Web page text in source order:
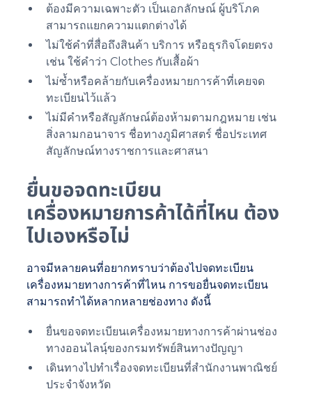
ต้องมีความเฉพาะตัว เป็นเอกลักษณ์ ผู้บริโภค
สามารถแยกความแตกต่างได้
ไม่ใช้คำที่สื่อถึงสินค้า บริการ หรือธุรกิจโดยตรง
เช่น ใช้คำว่า Clothes กับเสื้อผ้า
ไม่ซ้ำหรือคล้ายกับเครื่องหมายการค้าที่เคยจด
ทะเบียนไว้แล้ว
ไม่มีคำหรือสัญลักษณ์ต้องห้ามตามกฎหมาย เช่น
สิ่งลามกอนาจาร ชื่อทางภูมิศาสตร์ ชื่อประเทศ
สัญลักษณ์ทางราชการและศาสนา
ยื่นขอจดทะเบียน
เครื่องหมายการค้าได้ที่ไหน ต้อง
ไปเองหรือไม่
อาจมีหลายคนที่อยากทราบว่าต้องไปจดทะเบียน
เครื่องหมายทางการค้าที่ไหน การขอยื่นจดทะเบียน
สามารถทำได้หลากหลายช่องทาง ดังนี้
ยื่นขอจดทะเบียนเครื่องหมายทางการค้าผ่านช่อง
ทางออนไลนฺ์ของกรมทรัพย์สินทางปัญญา
เดินทางไปทำเรื่องจดทะเบียนที่สำนักงานพาณิชย์
ประจำจังหวัด